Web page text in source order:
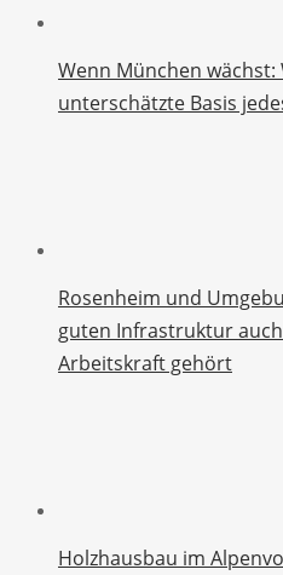
Wenn München
unterschätzte Basis
Rosenheim und
guten Infrastruktur
Arbeitskraft gehört
Holzhausbau im